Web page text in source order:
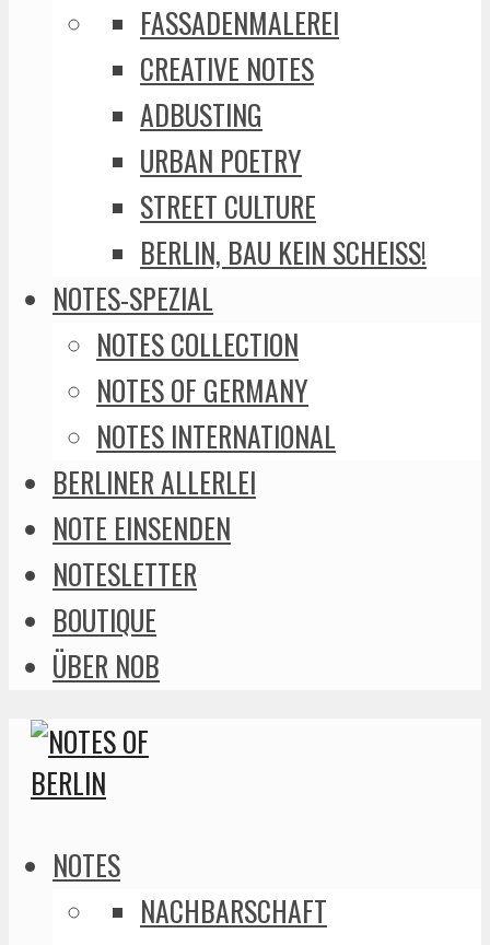
FASSADENMALEREI
CREATIVE NOTES
ADBUSTING
URBAN POETRY
STREET CULTURE
BERLIN, BAU KEIN SCHEISS!
NOTES-SPEZIAL
NOTES COLLECTION
NOTES OF GERMANY
NOTES INTERNATIONAL
BERLINER ALLERLEI
NOTE EINSENDEN
NOTESLETTER
BOUTIQUE
ÜBER NOB
NOTES
NACHBARSCHAFT